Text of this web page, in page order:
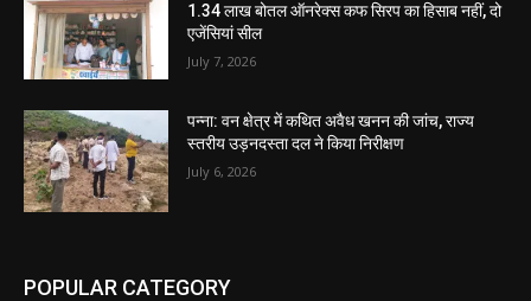
1.34 लाख बोतल ऑनरेक्स कफ सिरप का हिसाब नहीं, दो
एजेंसियां सील
July 7, 2026
पन्ना: वन क्षेत्र में कथित अवैध खनन की जांच, राज्य
स्तरीय उड़नदस्ता दल ने किया निरीक्षण
July 6, 2026
POPULAR CATEGORY